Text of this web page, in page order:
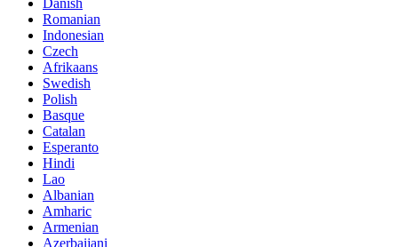
Danish
Romanian
Indonesian
Czech
Afrikaans
Swedish
Polish
Basque
Catalan
Esperanto
Hindi
Lao
Albanian
Amharic
Armenian
Azerbaijani